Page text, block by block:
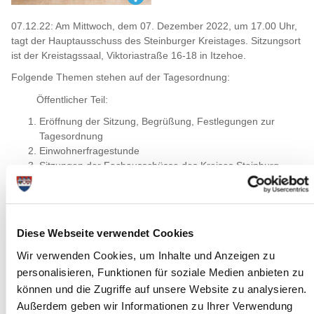
Diese Webseite verwendet Cookies
Wir verwenden Cookies, um Inhalte und Anzeigen zu
personalisieren, Funktionen für soziale Medien anbieten zu
können und die Zugriffe auf unsere Website zu analysieren.
Außerdem geben wir Informationen zu Ihrer Verwendung
07.12.22: Am Mittwoch, dem 07. Dezember 2022, um 17.00 Uhr,
tagt der Hauptausschuss des Steinburger Kreistages. Sitzungsort
ist der Kreistagssaal, Viktoriastraße 16-18 in Itzehoe.
Folgende Themen stehen auf der Tagesordnung:
Öffentlicher Teil:
Eröffnung der Sitzung, Begrüßung, Festlegungen zur
Tagesordnung
Einwohnerfragestunde
Sitzungen der Fachausschüsse des Kreises Steinburg
Änderung der Geschäftsordnung für den Kreistag des
dem Kreis Steinburg und dem Zweckverband
"Breitbandversorgung Steinburg"
Beratung und Beschlussfassung über den 6. Nachtrag zum
öffentlich rechtlichen Vertrag über die Erfüllung der
Aufgaben des Wegeunterhaltungsverbandes Steinburg